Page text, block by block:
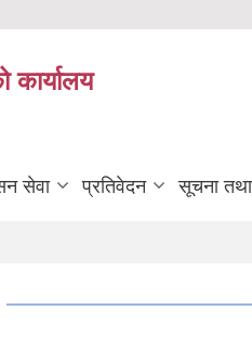
कार्यालय
सेवा प्रतिवेदन सूचना